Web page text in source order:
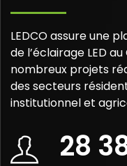
LEDCO assure une
de l’éclairage LED
nombreux projets
des secteurs
institutionnel et
28